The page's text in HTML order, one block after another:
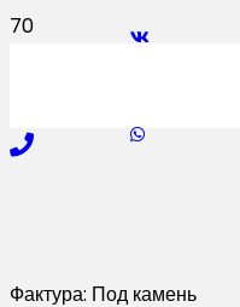
Фактура: Под камень